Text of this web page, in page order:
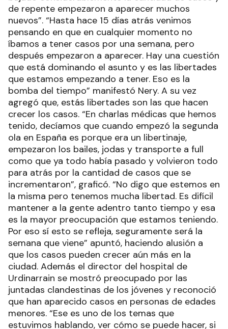
de repente empezaron a aparecer muchos
nuevos”. “Hasta hace 15 días atrás venimos
pensando en que en cualquier momento no
íbamos a tener casos por una semana, pero
después empezaron a aparecer. Hay una cuestión
que está dominando el asunto y es las libertades
que estamos empezando a tener. Eso es la
bomba del tiempo” manifestó Nery. A su vez
agregó que, estás libertades son las que hacen
crecer los casos. “En charlas médicas que hemos
tenido, decíamos que cuando empezó la segunda
ola en España es porque era un libertinaje,
empezaron los bailes, jodas y transporte a full
como que ya todo había pasado y volvieron todo
para atrás por la cantidad de casos que se
incrementaron”, graficó. “No digo que estemos en
la misma pero tenemos mucha libertad. Es difícil
mantener a la gente adentro tanto tiempo y esa
es la mayor preocupación que estamos teniendo.
Por eso sí esto se refleja, seguramente será la
semana que viene” apuntó, haciendo alusión a
que los casos pueden crecer aún más en la
ciudad. Además el director del hospital de
Urdinarrain se mostró preocupado por las
juntadas clandestinas de los jóvenes y reconoció
que han aparecido casos en personas de edades
menores. “Ese es uno de los temas que
estuvimos hablando, ver cómo se puede hacer, si